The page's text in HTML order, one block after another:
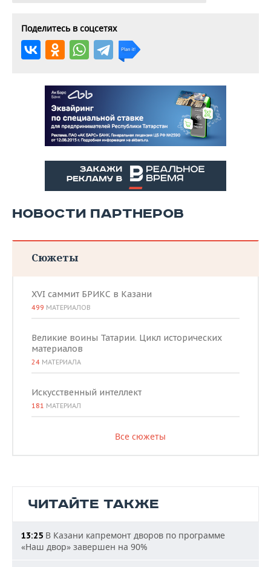
Поделитесь в соцсетях
НОВОСТИ ПАРТНЕРОВ
Сюжеты
XVI саммит БРИКС в Казани
499 МАТЕРИАЛОВ
Великие воины Татарии. Цикл исторических
материалов
24 МАТЕРИАЛА
Искусственный интеллект
181 МАТЕРИАЛ
Все сюжеты
ЧИТАЙТЕ ТАКЖЕ
13:25 В Казани капремонт дворов по программе
«Наш двор» завершен на 90%